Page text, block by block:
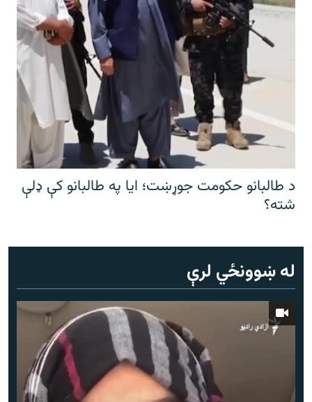
د طالبانو حکومت جوړښت؛ ایا په طالبانو کې ډلې
شته؟
له ښوونځي لرې